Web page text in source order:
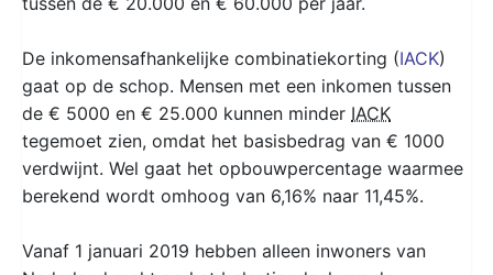
De inkomensafhankelijke combinatiekorting (IACK)
gaat op de schop. Mensen met een inkomen tussen
de € 5000 en € 25.000 kunnen minder IACK
tegemoet zien, omdat het basisbedrag van € 1000
verdwijnt. Wel gaat het opbouwpercentage waarmee
berekend wordt omhoog van 6,16% naar 11,45%.
Vanaf 1 januari 2019 hebben alleen inwoners van